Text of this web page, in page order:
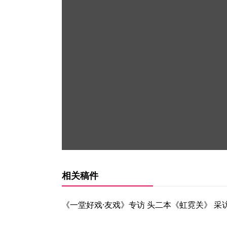
相关稿件
《一堂好戏·友戏》专访 头二本《虹霓关》 采